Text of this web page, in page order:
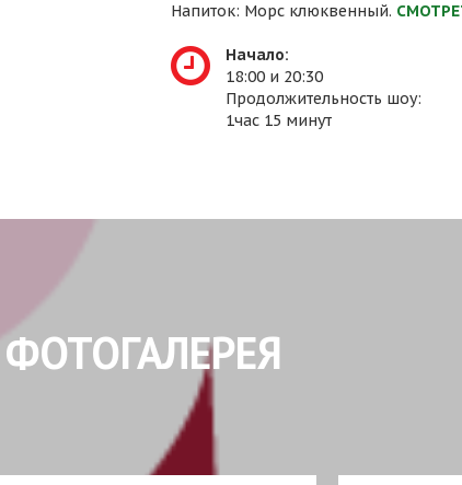
Напиток: Морс клюквенный.
Начало:
18:00 и 20:30
Продолжительность шоу:
1час 15 минут
ФОТОГАЛЕРЕЯ